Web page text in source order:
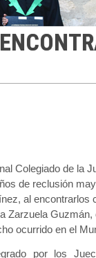
Colegiado de la
de reclusión
al encontrarlos
Zarzuela
ocurrido en el
por los